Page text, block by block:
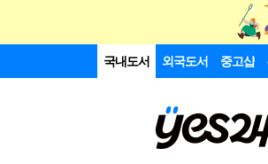
국내도서 외국도서 중고샵